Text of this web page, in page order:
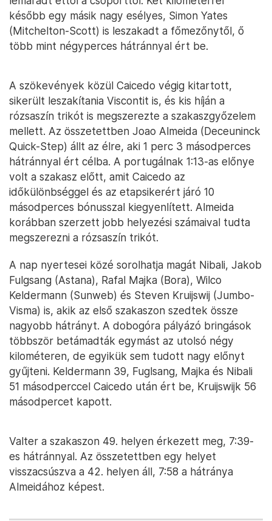
később egy másik nagy esélyes, Simon Yates
(Mitchelton-Scott) is leszakadt a főmezőnytől, ő
több mint négyperces hátránnyal ért be.
A szökevények közül Caicedo végig kitartott,
sikerült leszakítania Viscontit is, és kis híján a
rózsaszín trikót is megszerezte a szakaszgyőzelem
mellett. Az összetettben Joao Almeida (Deceuninck
Quick-Step) állt az élre, aki 1 perc 3 másodperces
hátránnyal ért célba. A portugálnak 1:13-as előnye
volt a szakasz előtt, amit Caicedo az
időkülönbséggel és az etapsikerért járó 10
másodperces bónusszal kiegyenlített. Almeida
korábban szerzett jobb helyezési számaival tudta
megszerezni a rózsaszín trikót.
A nap nyertesei közé sorolhatja magát Nibali, Jakob
Fulgsang (Astana), Rafal Majka (Bora), Wilco
Keldermann (Sunweb) és Steven Kruijswij (Jumbo-
Visma) is, akik az első szakaszon szedtek össze
nagyobb hátrányt. A dobogóra pályázó bringások
többször betámadták egymást az utolsó négy
kilométeren, de egyikük sem tudott nagy előnyt
gyűjteni. Keldermann 39, Fuglsang, Majka és Nibali
51 másodperccel Caicedo után ért be, Kruijswijk 56
másodpercet kapott.
Valter a szakaszon 49. helyen érkezett meg, 7:39-
es hátránnyal. Az összetettben egy helyet
visszacsúszva a 42. helyen áll, 7:58 a hátránya
Almeidához képest.